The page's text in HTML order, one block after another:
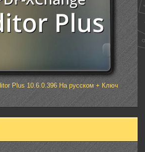
Plus 10.6.0.396 На русском + Ключ